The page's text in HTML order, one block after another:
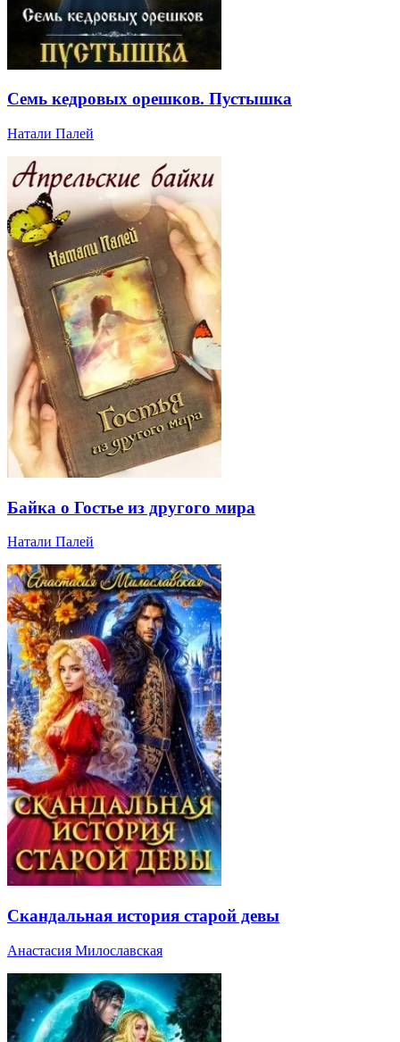
Семь кедровых орешков. Пустышка
Натали Палей
Байка о Гостье из другого мира
Натали Палей
Скандальная история старой девы
Анастасия Милославская